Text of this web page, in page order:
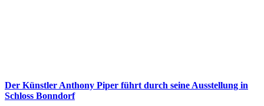
Der Künstler Anthony Piper führt durch seine Ausstellung in
Schloss Bonndorf